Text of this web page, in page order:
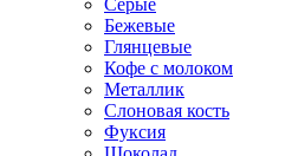
Серые
Бежевые
Глянцевые
Кофе с молоком
Металлик
Слоновая кость
Фуксия